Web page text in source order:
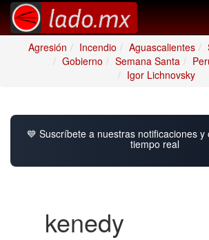
Agresión
Incendio Aguascalientes
Gobierno
Semana Santa
Igor Lichnovsky
💙 Suscríbete a nuestras notificaciones y
tiempo real
kenedy